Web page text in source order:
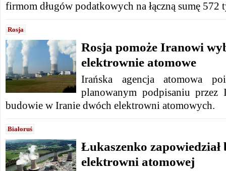
firmom długów podatkowych na łączną sumę 572
Rosja
Rosja pomoże Iranowi
elektrownie atomowe
Irańska agencja atomowa
planowanym podpisaniu
budowie w Iranie dwóch elektrowni atomowych.
Białoruś
Łukaszenko
elektrowni atomowej